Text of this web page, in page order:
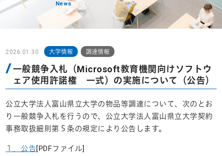
News
2026.01.30 大学情報 調達情報
一般競争入札（Microsoft教育機関向けソフトウ
ェア使用許諾権 一式）の実施について（公告）
公立大学法人富山県立大学の物品等調達について、次のとお
り一般競争入札を行うので、公立大学法人富山県立大学契約
事務取扱細則第５条の規定により公告します。
１．公告[PDFファイル]